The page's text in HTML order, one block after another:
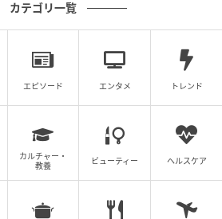
たら今すぐ離れて！」占い師が教
を下げる“逆パワースポット”の特
っとみる
カテゴリ一覧
エピソード エンタメ トレンド
カルチャー・
教養
ビューティー ヘルスケア